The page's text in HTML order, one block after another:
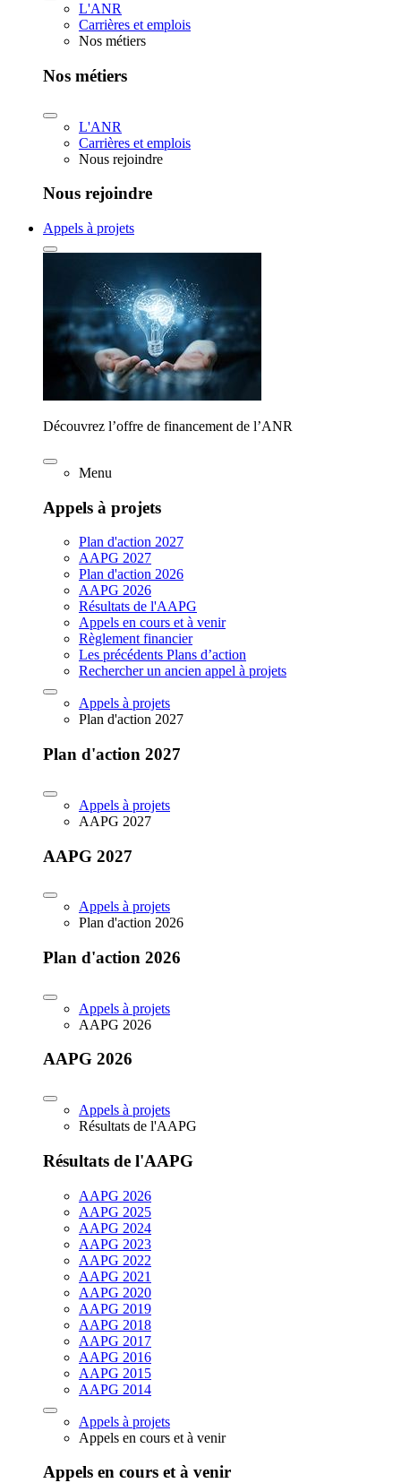
L'ANR
Carrières et emplois
Nos métiers
Nos métiers
L'ANR
Carrières et emplois
Nous rejoindre
Nous rejoindre
Appels à projets
Découvrez l’offre de financement de l’ANR
Menu
Appels à projets
Plan d'action 2027
AAPG 2027
Plan d'action 2026
AAPG 2026
Résultats de l'AAPG
Appels en cours et à venir
Règlement financier
Les précédents Plans d’action
Rechercher un ancien appel à projets
Appels à projets
Plan d'action 2027
Plan d'action 2027
Appels à projets
AAPG 2027
AAPG 2027
Appels à projets
Plan d'action 2026
Plan d'action 2026
Appels à projets
AAPG 2026
AAPG 2026
Appels à projets
Résultats de l'AAPG
Résultats de l'AAPG
AAPG 2026
AAPG 2025
AAPG 2024
AAPG 2023
AAPG 2022
AAPG 2021
AAPG 2020
AAPG 2019
AAPG 2018
AAPG 2017
AAPG 2016
AAPG 2015
AAPG 2014
Appels à projets
Appels en cours et à venir
Appels en cours et à venir